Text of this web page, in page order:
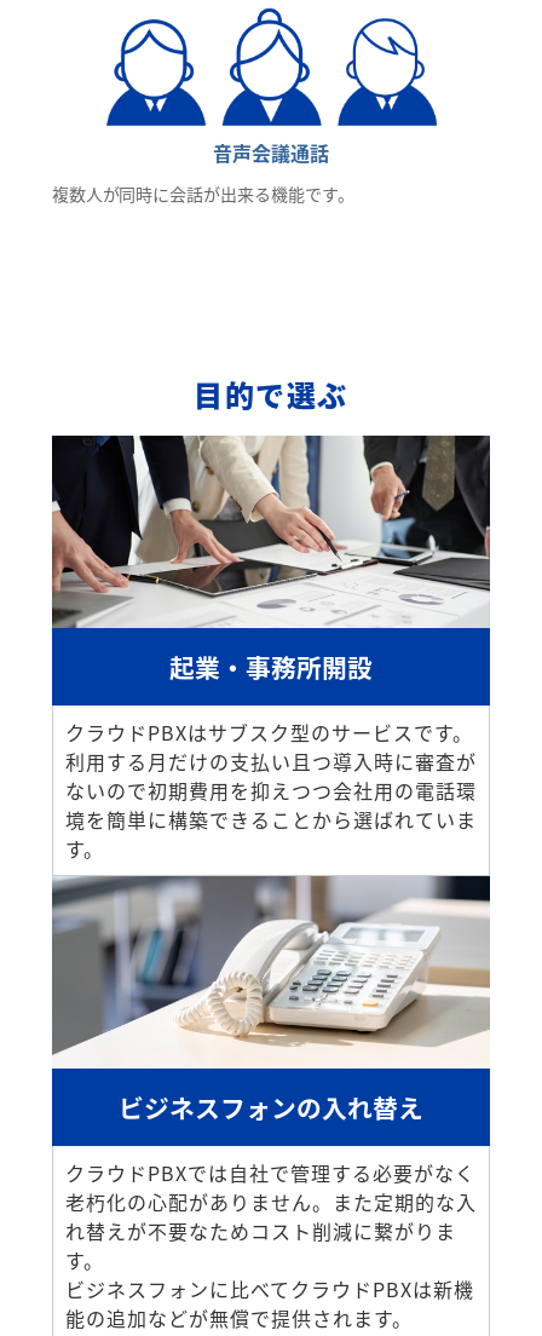
音声会議通話
複数人が同時に会話が出来る機能です。
目的で選ぶ
起業・事務所開設
クラウドPBXはサブスク型のサービスです。
利用する月だけの支払い且つ導入時に審査が
ないので初期費用を抑えつつ会社用の電話環
境を簡単に構築できることから選ばれていま
す。
ビジネスフォンの入れ替え
クラウドPBXでは自社で管理する必要がなく
老朽化の心配がありません。また定期的な入
れ替えが不要なためコスト削減に繋がりま
す。
ビジネスフォンに比べてクラウドPBXは新機
能の追加などが無償で提供されます。